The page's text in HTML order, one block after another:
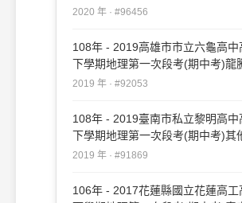
#96456
2020 年 · #96456
108年 - 2019高雄市市立六龜高中
下學期地理第一次段考(期中考)龍
#92053
2019 年 · #92053
108年 - 2019臺南市私立黎明高中
下學期地理第一次段考(期中考)其
#91869
2019 年 · #91869
106年 - 2017花蓮縣國立花蓮高工